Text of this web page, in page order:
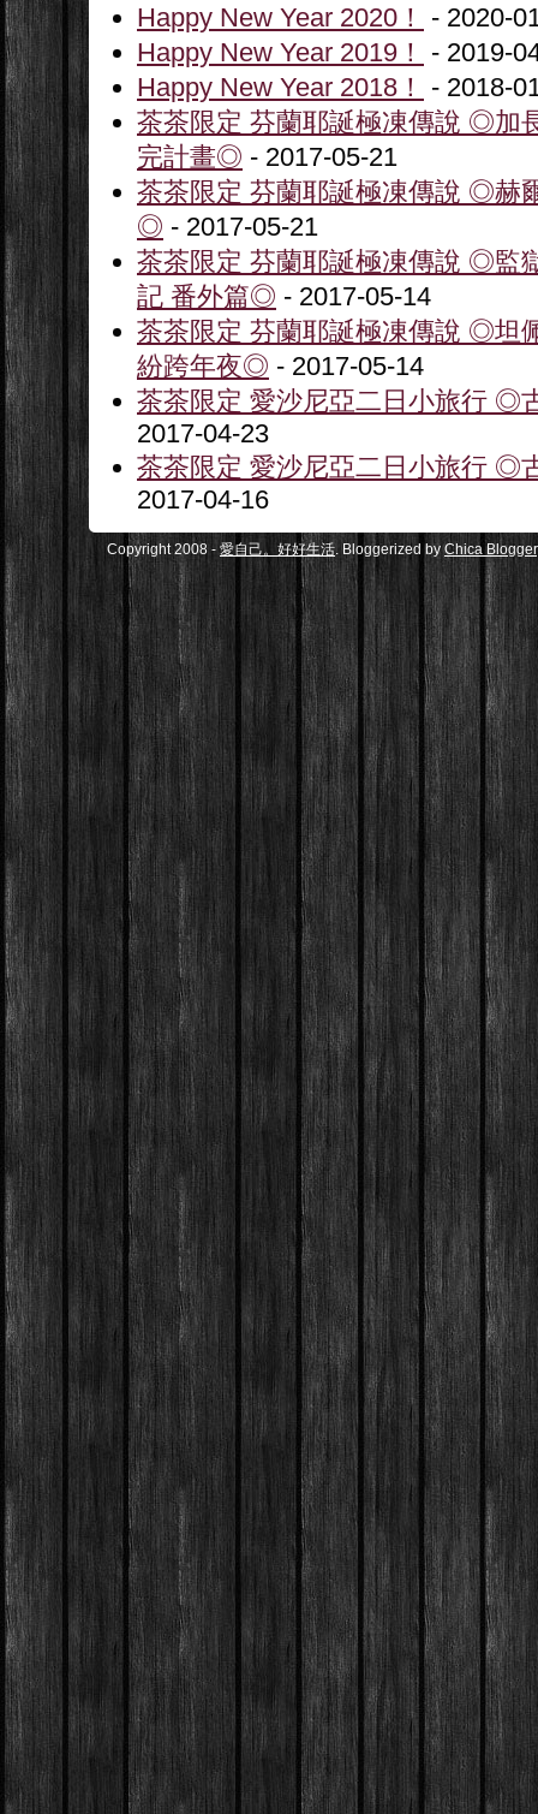
Happy New Year 2020！
- 2020-
Happy New Year 2019！
- 2019-
Happy New Year 2018！
- 2018-
茶茶限定 芬蘭耶誕極凍傳說 ◎加
完計畫◎ - 2017-05-21
茶茶限定 芬蘭耶誕極凍傳說 ◎赫
◎ - 2017-05-21
茶茶限定 芬蘭耶誕極凍傳說 ◎監
記 番外篇◎ - 2017-05-14
茶茶限定 芬蘭耶誕極凍傳說 ◎坦
紛跨年夜◎ - 2017-05-14
茶茶限定 愛沙尼亞二日小旅行 ◎
2017-04-23
茶茶限定 愛沙尼亞二日小旅行 ◎
2017-04-16
Copyright 2008 - 愛自己。好好生活 . Bloggerized by Chica Blogger